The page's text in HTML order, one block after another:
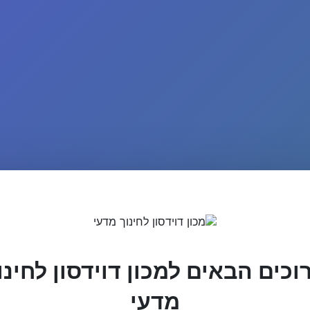
הבאים למכון דוידסון
מדעי